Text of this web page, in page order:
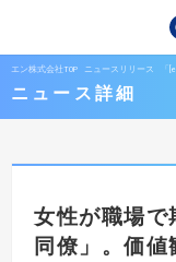
エン株式会社TOP ニュースリリース 「
ニュース詳細
女性が職場で
同僚」。価